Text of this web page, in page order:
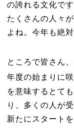
の誇れる文化で
たくさんの人々
よね。今年も絶
ところで皆さん
年度の始まりに咲
を意味するとて
り、多くの人が
新たにスタート